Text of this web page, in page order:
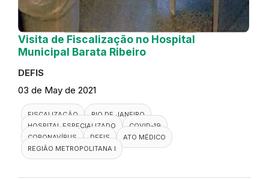
Visita de Fiscalização no Hospital
Municipal Barata Ribeiro
DEFIS
03 de May de 2021
FISCALIZAÇÃO
RIO DE JANEIRO
HOSPITAL ESPECIALIZADO
COVID-19
CORONAVÍRUS
DEFIS
ATO MÉDICO
REGIÃO METROPOLITANA I